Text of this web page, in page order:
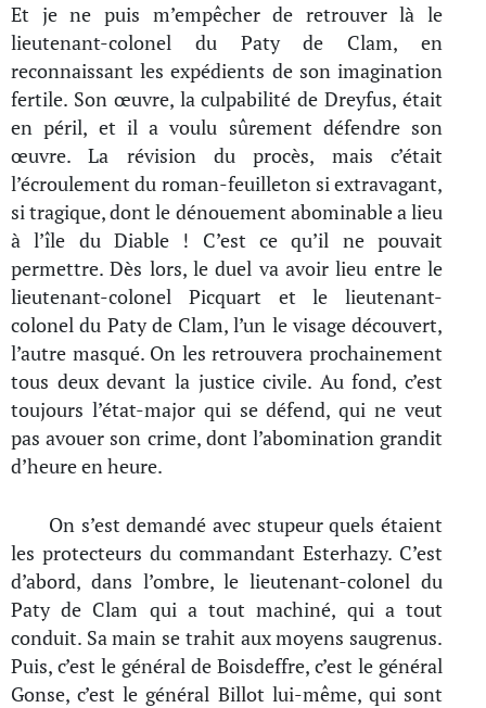
Et je ne puis m’empêcher de retrouver là le
lieutenant-colonel du Paty de Clam, en
reconnaissant les expédients de son imagination
fertile. Son œuvre, la culpabilité de Dreyfus, était
en péril, et il a voulu sûrement défendre son
œuvre. La révision du procès, mais c’était
l’écroulement du roman-feuilleton si extravagant,
si tragique, dont le dénouement abominable a lieu
à l’île du Diable ! C’est ce qu’il ne pouvait
permettre. Dès lors, le duel va avoir lieu entre le
lieutenant-colonel Picquart et le lieutenant-
colonel du Paty de Clam, l’un le visage découvert,
l’autre masqué. On les retrouvera prochainement
tous deux devant la justice civile. Au fond, c’est
toujours l’état-major qui se défend, qui ne veut
pas avouer son crime, dont l’abomination grandit
d’heure en heure.
On s’est demandé avec stupeur quels étaient
les protecteurs du commandant Esterhazy. C’est
d’abord, dans l’ombre, le lieutenant-colonel du
Paty de Clam qui a tout machiné, qui a tout
conduit. Sa main se trahit aux moyens saugrenus.
Puis, c’est le général de Boisdeffre, c’est le général
Gonse, c’est le général Billot lui-même, qui sont